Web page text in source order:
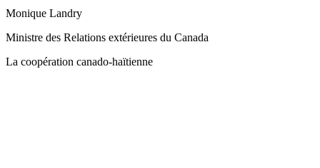
Monique Landry
Ministre des Relations extérieures du Canada
La coopération canado-haïtienne